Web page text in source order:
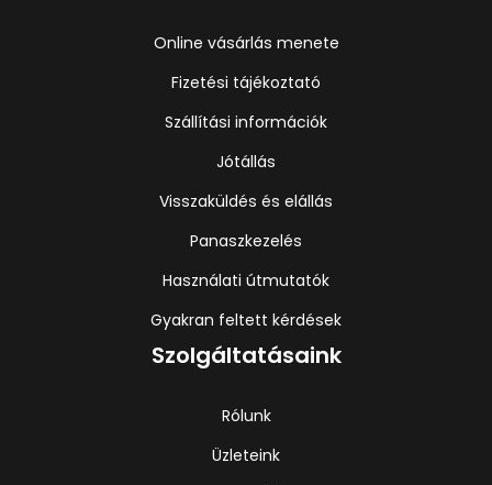
Online vásárlás menete
Fizetési tájékoztató
Szállítási információk
Jótállás
Visszaküldés és elállás
Panaszkezelés
Használati útmutatók
Gyakran feltett kérdések
Szolgáltatásaink
Rólunk
Üzleteink